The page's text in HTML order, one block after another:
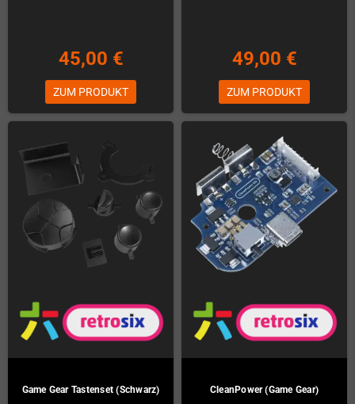
45,00 €
ZUM PRODUKT
49,00 €
ZUM PRODUKT
Game Gear Tastenset (Schwarz) CleanPower (Game Gear)